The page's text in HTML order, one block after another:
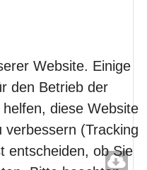
Website. Einige
den Betrieb der
diese Website
(Tracking
entscheiden, ob Sie